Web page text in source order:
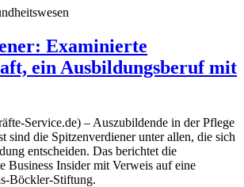
Examinierte
ein Ausbildungsberuf mit
Service.de) – Auszubildende in der Pflege
sind die Spitzenverdiener unter allen, die sich
entscheiden. Das berichtet die
Business Insider mit Verweis auf eine
Böckler-Stiftung.